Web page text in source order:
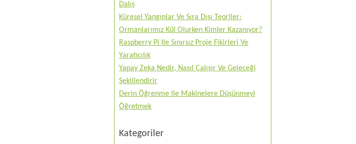
Dalış
Küresel Yangınlar Ve Sıra Dışı Teoriler:
Ormanlarımız Kül Olurken Kimler Kazanıyor?
Raspberry Pi Ile Sınırsız Proje Fikirleri Ve
Yaratıcılık
Yapay Zeka Nedir, Nasıl Çalışır Ve Geleceği
Şekillendirir
Derin Öğrenme Ile Makinelere Düşünmeyi
Öğretmek
Kategoriler